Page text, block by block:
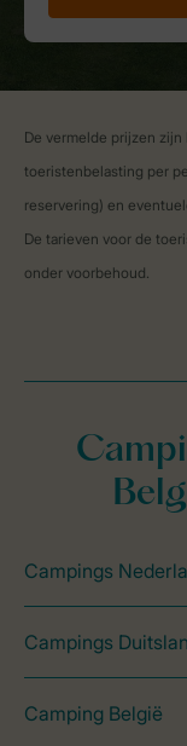
De vermelde prijzen
toeristenbelasting per
reservering) en
De tarieven voor de
onder voorbehoud.
Campings
Campings
Camping België